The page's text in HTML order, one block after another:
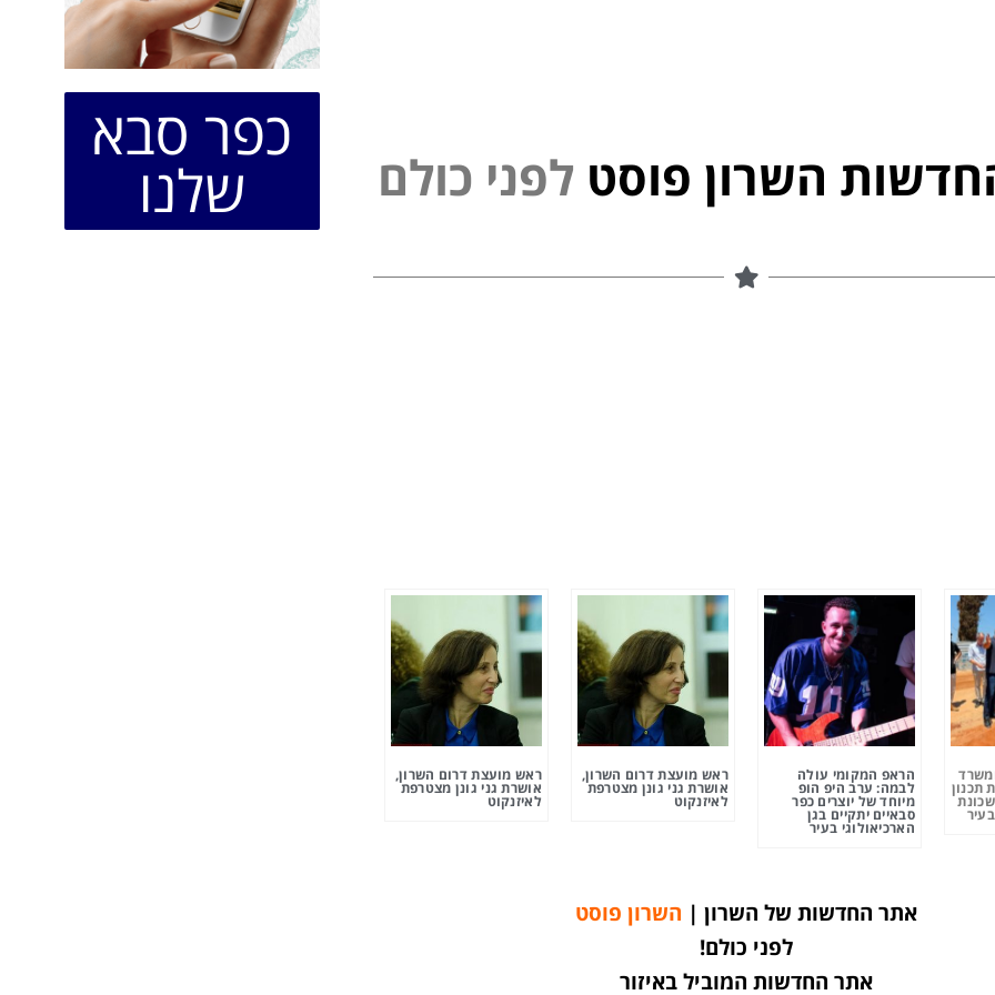
השרון פוסט ל פני כולם
תכנון
הראפ המקומי עולה
לבמה: ערב היפ הופ
מיוחד של יוצרים כפר
סבאיים יתקיים בגן
הארכיאולוגי בעיר
ראש מועצת דרום השרון,
אושרת גני גונן מצטרפת
לאיזנקוט
ראש מועצת דרום השרון,
אושרת גני גונן מצטרפת
לאיזנקוט
כפר סבא
שלנו
אתר החדשות של השרון | השרון פוסט
לפני כולם!
אתר החדשות המוביל באיזור